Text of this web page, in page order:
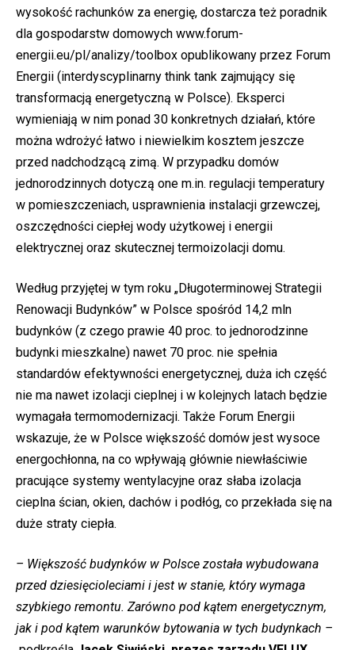
wysokość rachunków za energię, dostarcza też poradnik
dla gospodarstw domowych www.forum-
energii.eu/pl/analizy/toolbox opublikowany przez Forum
Energii (interdyscyplinarny think tank zajmujący się
transformacją energetyczną w Polsce). Eksperci
wymieniają w nim ponad 30 konkretnych działań, które
można wdrożyć łatwo i niewielkim kosztem jeszcze
przed nadchodzącą zimą. W przypadku domów
jednorodzinnych dotyczą one m.in. regulacji temperatury
w pomieszczeniach, usprawnienia instalacji grzewczej,
oszczędności ciepłej wody użytkowej i energii
elektrycznej oraz skutecznej termoizolacji domu.
Według przyjętej w tym roku „Długoterminowej Strategii
Renowacji Budynków” w Polsce spośród 14,2 mln
budynków (z czego prawie 40 proc. to jednorodzinne
budynki mieszkalne) nawet 70 proc. nie spełnia
standardów efektywności energetycznej, duża ich część
nie ma nawet izolacji cieplnej i w kolejnych latach będzie
wymagała termomodernizacji. Także Forum Energii
wskazuje, że w Polsce większość domów jest wysoce
energochłonna, na co wpływają głównie niewłaściwie
pracujące systemy wentylacyjne oraz słaba izolacja
cieplna ścian, okien, dachów i podłóg, co przekłada się na
duże straty ciepła.
– Większość budynków w Polsce została wybudowana
przed dziesięcioleciami i jest w stanie, który wymaga
szybkiego remontu. Zarówno pod kątem energetycznym,
jak i pod kątem warunków bytowania w tych budynkach –